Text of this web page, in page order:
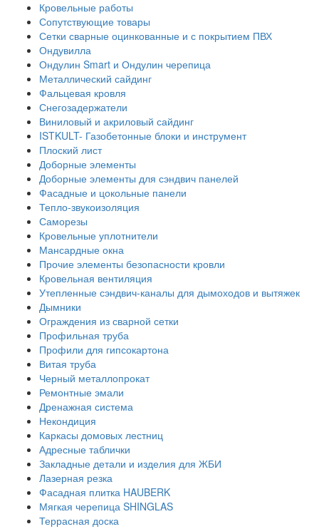
Кровельные работы
Сопутствующие товары
Сетки сварные оцинкованные и с покрытием ПВХ
Ондувилла
Ондулин Smart и Ондулин черепица
Металлический сайдинг
Фальцевая кровля
Снегозадержатели
Виниловый и акриловый сайдинг
ISTKULT- Газобетонные блоки и инструмент
Плоский лист
Доборные элементы
Доборные элементы для сэндвич панелей
Фасадные и цокольные панели
Тепло-звукоизоляция
Саморезы
Кровельные уплотнители
Мансардные окна
Прочие элементы безопасности кровли
Кровельная вентиляция
Утепленные сэндвич-каналы для дымоходов и вытяжек
Дымники
Ограждения из сварной сетки
Профильная труба
Профили для гипсокартона
Витая труба
Черный металлопрокат
Ремонтные эмали
Дренажная система
Некондиция
Каркасы домовых лестниц
Адресные таблички
Закладные детали и изделия для ЖБИ
Лазерная резка
Фасадная плитка HAUBERK
Мягкая черепица SHINGLAS
Террасная доска